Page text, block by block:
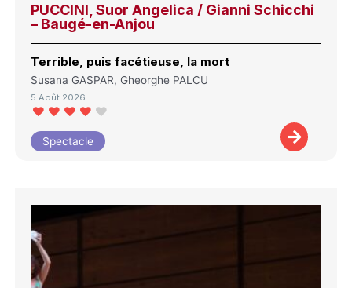
PUCCINI, Suor Angelica / Gianni Schicchi
– Baugé-en-Anjou
Terrible, puis facétieuse, la mort
Susana GASPAR, Gheorghe PALCU
5 Août 2026
Spectacle